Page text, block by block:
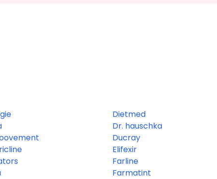
Dietmed
Dr. hauschka
Ducray
Elifexir
Farline
Farmatint